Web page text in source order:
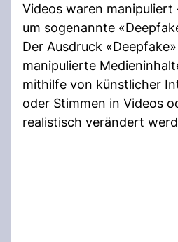
Videos waren manipuliert
um sogenannte
Der Ausdruck
manipulierte
mithilfe von künstlicher
oder Stimmen in Videos
realistisch verändert